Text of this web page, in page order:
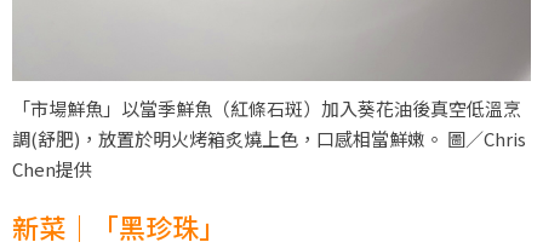
「市場鮮魚」以當季鮮魚（紅條石斑）加入葵花油後真空低溫烹
調(舒肥)，放置於明火烤箱炙燒上色，口感相當鮮嫩。 圖／Chris
Chen提供
新菜｜「黑珍珠」